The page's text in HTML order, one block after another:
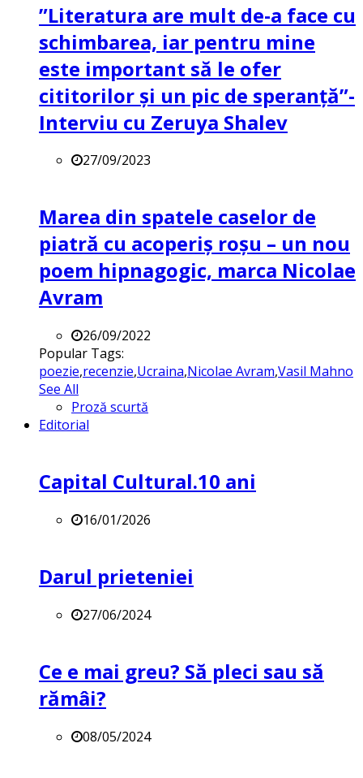
”Literatura are mult de-a face cu
schimbarea, iar pentru mine
este important să le ofer
cititorilor și un pic de speranță”-
Interviu cu Zeruya Shalev
27/09/2023
Marea din spatele caselor de
piatră cu acoperiș roșu – un nou
poem hipnagogic, marca Nicolae
Avram
26/09/2022
Popular Tags:
poezie,recenzie,Ucraina,Nicolae Avram,Vasil Mahno
See All
Proză scurtă
Editorial
Capital Cultural.10 ani
16/01/2026
Darul prieteniei
27/06/2024
Ce e mai greu? Să pleci sau să
rămâi?
08/05/2024